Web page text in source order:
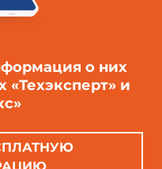
о них
«Техэксперт» и